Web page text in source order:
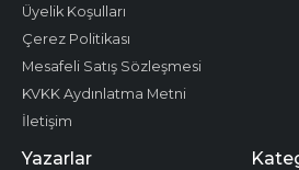
Üyelik Koşulları
Çerez Politikası
Mesafeli Satış Sözleşmesi
KVKK Aydınlatma Metni
İletişim
Yazarlar